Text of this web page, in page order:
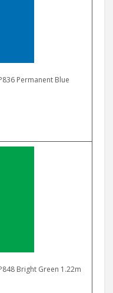
Permanent Blue
Bright Green 1.22m